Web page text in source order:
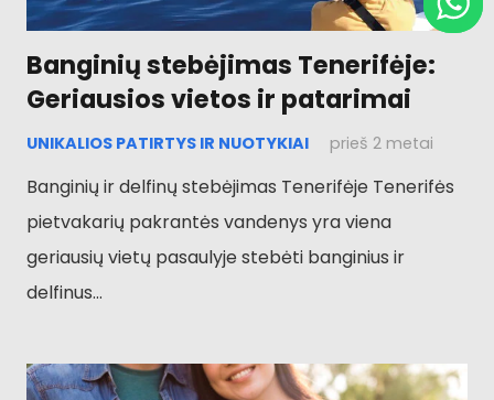
Banginių stebėjimas Tenerifėje:
Geriausios vietos ir patarimai
UNIKALIOS PATIRTYS IR NUOTYKIAI prieš 2 metai
Banginių ir delfinų stebėjimas Tenerifėje Tenerifės
pietvakarių pakrantės vandenys yra viena
geriausių vietų pasaulyje stebėti banginius ir
delfinus...